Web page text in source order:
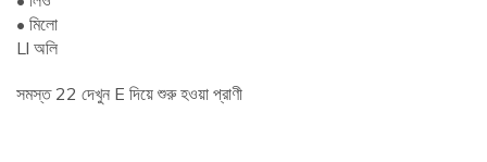
• মিলো
Ll অলি
সমস্ত 22 দেখুন E দিয়ে শুরু হওয়া প্রাণী